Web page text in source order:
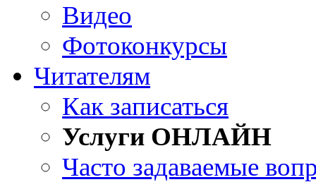
Видео
Фотоконкурсы
Читателям
Как записаться
Услуги ОНЛАЙН
Часто задаваемые